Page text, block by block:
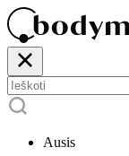
Ausis